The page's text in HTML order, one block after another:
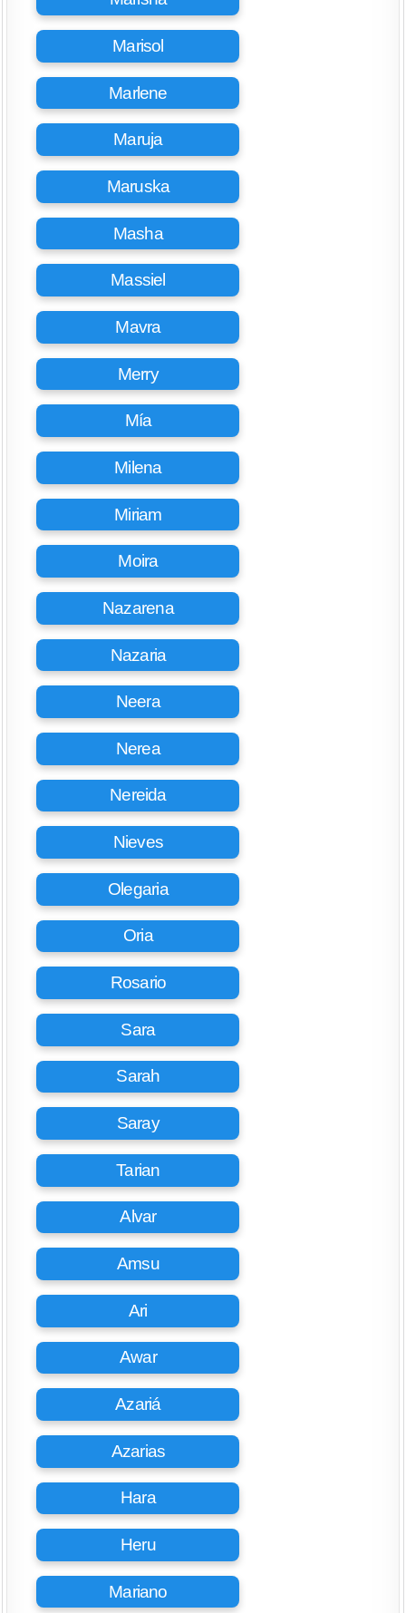
Marisol
Marlene
Maruja
Maruska
Masha
Massiel
Mavra
Merry
Mía
Milena
Miriam
Moira
Nazarena
Nazaria
Neera
Nerea
Nereida
Nieves
Olegaria
Oria
Rosario
Sara
Sarah
Saray
Tarian
Alvar
Amsu
Ari
Awar
Azariá
Azarias
Hara
Heru
Mariano